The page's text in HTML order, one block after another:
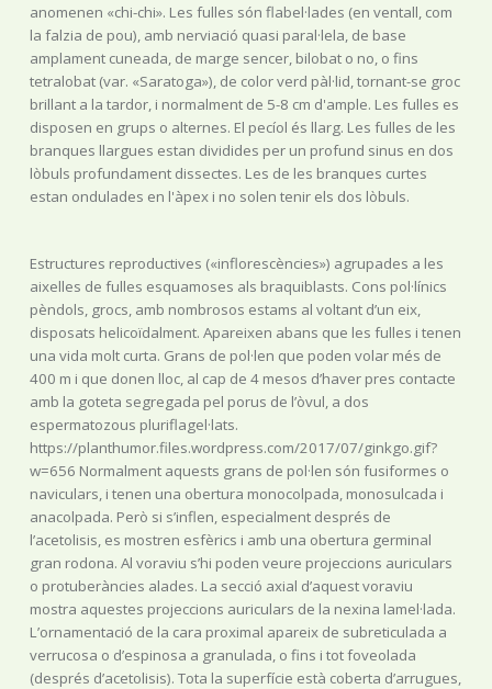
anomenen «chi-chi». Les fulles són flabel·lades (en ventall, com
la falzia de pou), amb nerviació quasi paral·lela, de base
amplament cuneada, de marge sencer, bilobat o no, o fins
tetralobat (var. «Saratoga»), de color verd pàl·lid, tornant-se groc
brillant a la tardor, i normalment de 5-8 cm d'ample. Les fulles es
disposen en grups o alternes. El pecíol és llarg. Les fulles de les
branques llargues estan dividides per un profund sinus en dos
lòbuls profundament dissectes. Les de les branques curtes
estan ondulades en l'àpex i no solen tenir els dos lòbuls.
Estructures reproductives («inflorescències») agrupades a les
aixelles de fulles esquamoses als braquiblasts. Cons pol·línics
pèndols, grocs, amb nombrosos estams al voltant d’un eix,
disposats helicoïdalment. Apareixen abans que les fulles i tenen
una vida molt curta. Grans de pol·len que poden volar més de
400 m i que donen lloc, al cap de 4 mesos d’haver pres contacte
amb la goteta segregada pel porus de l’òvul, a dos
espermatozous pluriflagel·lats.
https://planthumor.files.wordpress.com/2017/07/ginkgo.gif?
w=656 Normalment aquests grans de pol·len són fusiformes o
naviculars, i tenen una obertura monocolpada, monosulcada i
anacolpada. Però si s’inflen, especialment després de
l’acetolisis, es mostren esfèrics i amb una obertura germinal
gran rodona. Al voraviu s’hi poden veure projeccions auriculars
o protuberàncies alades. La secció axial d’aquest voraviu
mostra aquestes projeccions auriculars de la nexina lamel·lada.
L’ornamentació de la cara proximal apareix de subreticulada a
verrucosa o d’espinosa a granulada, o fins i tot foveolada
(després d’acetolisis). Tota la superfície està coberta d’arrugues,